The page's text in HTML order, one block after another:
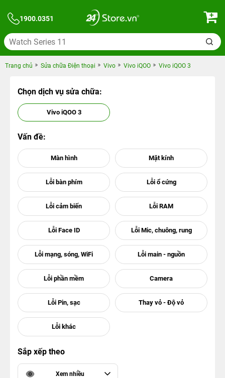
1900.0351
Trang chủ Sửa chữa Điện thoại Vivo Vivo iQOO Vivo iQOO 3
Chọn dịch vụ sửa chữa:
Vivo iQOO 3
Vấn đề:
Sắp xếp theo
Xem nhiều